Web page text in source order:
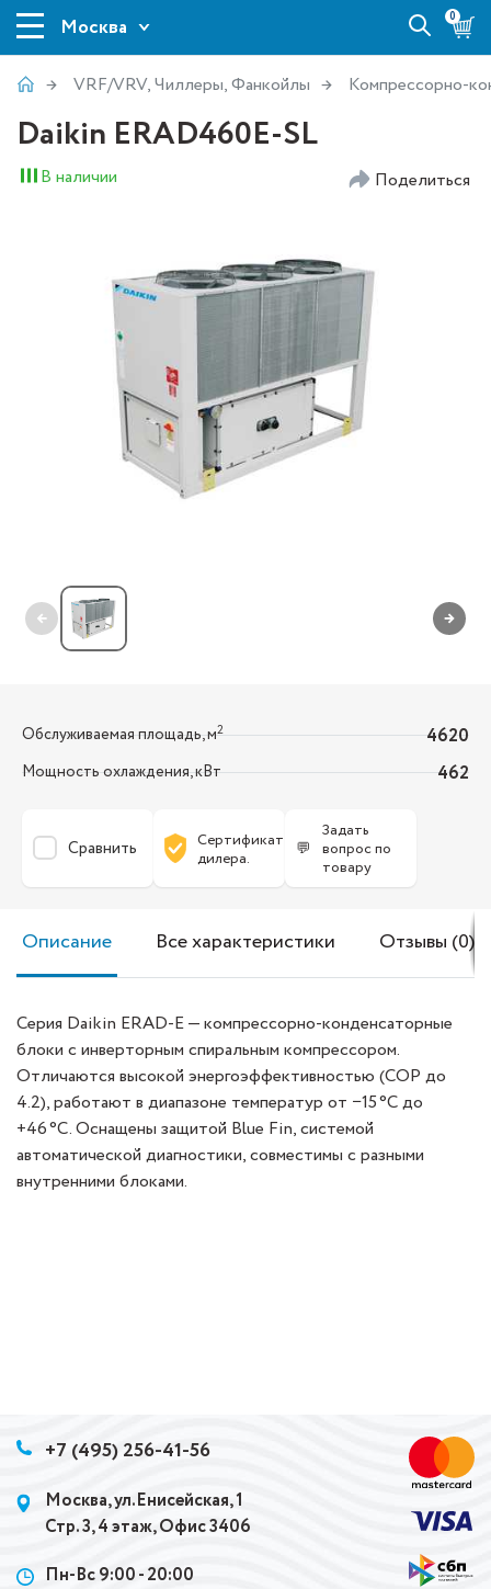
Москва 0
VRF/VRV, Чиллеры, Фанкойлы Компрессорно-
Daikin ERAD460E-SL
В наличии Поделиться
← →
Обслуживаемая площадь, м2 4620
Мощность охлаждения, кВт 462
Сравнить
Сертификат
дилера.
💬
Задать
вопрос по
товару
Описание Все характеристики Отзывы (0)
Серия Daikin ERAD‑E — компрессорно‑конденсаторные
блоки с инверторным спиральным компрессором.
Отличаются высокой энергоэффективностью (COP до
4.2), работают в диапазоне температур от −15 °C до
+46 °C. Оснащены защитой Blue Fin, системой
автоматической диагностики, совместимы с разными
внутренними блоками.
+7 (495) 256-41-56
Москва, ул.Енисейская, 1
Стр. 3, 4 этаж, Офис 3406
Пн-Вс 9:00 - 20:00